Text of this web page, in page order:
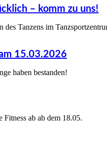
– komm zu uns!
des Tanzens im
15.03.2026
haben bestanden!
ab ab dem 18.05.